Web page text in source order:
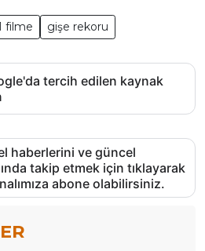
filme gişe rekoru
tercih edilen kaynak
haberlerini ve güncel
takip etmek için tıklayarak
abone olabilirsiniz.